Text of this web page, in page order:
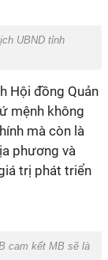
UBND tỉnh
Hội đồng Quản
mệnh không
mà còn là
phương và
trị phát triển
cam kết MB sẽ là